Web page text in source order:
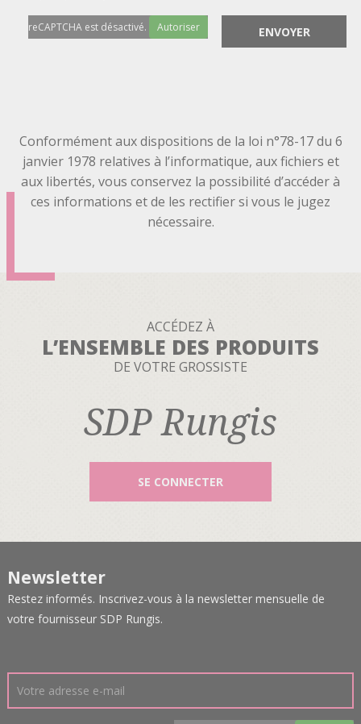
reCAPTCHA est désactivé. Autoriser
Conformément aux dispositions de la loi n°78-17 du 6
janvier 1978 relatives à l’informatique, aux fichiers et
aux libertés, vous conservez la possibilité d’accéder à
ces informations et de les rectifier si vous le jugez
nécessaire.
ACCÉDEZ À
L’ENSEMBLE DES PRODUITS
DE VOTRE GROSSISTE
SDP Rungis
SE CONNECTER
Newsletter
Restez informés. Inscrivez-vous à la newsletter mensuelle de
votre fournisseur SDP Rungis.